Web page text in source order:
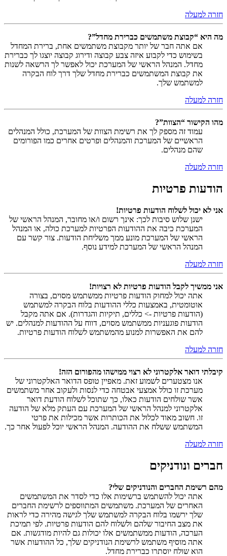
חזרה למעלה
מה היא “קבוצת משתמשים כברירת מחדל”?
אם אתה חבר של יותר מקבוצת משתמשים אחת, ברירת המחדל
בשימוש כדי לקבוע איזה צבע קבוצה ודירוג קבוצה יוצגו לך כברירת
מחדל. המנהל הראשי של המערכת יכול לאפשר לך הרשאה לשנות
את קבוצת המשתמשים כברירת מחדל שלך דרך לוח הבקרה
למשתמש שלך.
חזרה למעלה
מהו הקישור “הצוות”?
עמוד זה מספק לך את רשימת הצוות של המערכת, כולל המנהלים
הראשיים של המערכת והמנהלים ופרטים אחרים כמו הפורומים
שהם מנהלים.
חזרה למעלה
הודעות פרטיות
אני לא יכול לשלוח הודעות פרטיות!
ישנן שלוש סיבות לכך: אינך רשום ו/או מחובר, המנהל הראשי של
המערכת כיבה את ההודעות הפרטיות למערכת כולה, או המנהל
הראשי של המערכת מונע ממך משליחת הודעות. צור קשר עם
המנהל הראשי של המערכת למידע נוסף.
חזרה למעלה
אני ממשיך לקבל הודעות פרטיות לא רצויות!
אתה יכול למחוק הודעות פרטיות ממשתמש מסוים, בצורה
אוטומטית, באמצעות כללי ההודעות בלוח הבקרה למשתמש
(הודעות פרטיות -> כללים, תיקיות והגדרות). אם אתה מקבל
הודעות פוגעניות ממשתמש מסוים, דווח על ההודעות למנהלים. יש
להם את האפשרות למנוע מהמשתמש לשלוח הודעות פרטיות.
חזרה למעלה
קיבלתי דואר אלקטרוני לא רצוי ממישהו מהפורום הזה!
אנו מצטערים לשמוע זאת. מאפיין טופס הדואר האלקטרוני של
מערכת זו כולל אמצעי אבטחה כדי לנסות ולעקוב אחר משתמשים
אשר שולחים הודעות כאלו, כך שתוכל לשלוח הודעת דואר
אלקטרוני למנהל הראשי של המערכת עם העתק מלא של הודעה
זו. חשוב מאוד לכלול את הכותרות אשר מכילות את פרטי
המשתמש ששלח את ההודעה. המנהל הראשי יוכל לפעול אחר כך.
חזרה למעלה
חברים ונודניקים
מהם רשימת החברים והנודניקים שלי?
אתה יכול להשתמש ברשימות אלו כדי לסדר את המשתמשים
האחרים של המערכת. משתמשים המתווספים לרשימת החברים
שלך ירשמו בלוח הבקרה למשתמש שלך לגישה מהירה כדי לראות
את מצב החיבור שלהם ולשלוח להם הודעות פרטיות. לפי תמיכת
הערכה, הודעות ממשתמשים אלו יכולות גם להיות מודגשות. אם
אתה מוסיף משתמש לרשימת הנודניקים שלך, כל ההודעות אשר
הוא שולח יוסתרו כברירת מחדל.